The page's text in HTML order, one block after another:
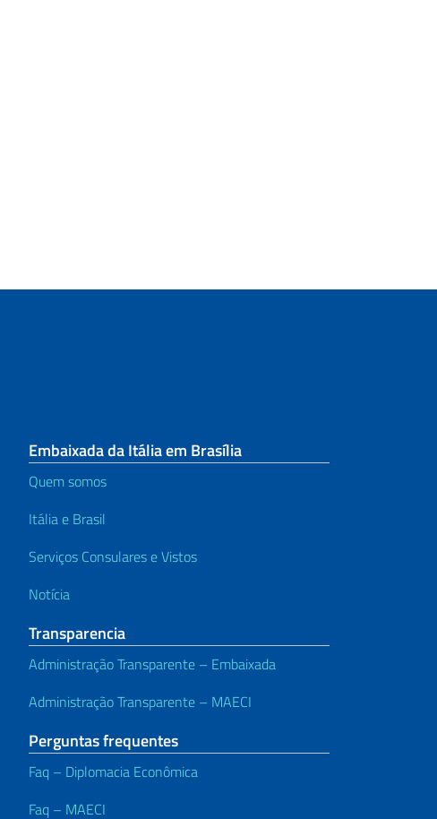
Embaixada da Itália em Brasília
Quem somos
Itália e Brasil
Serviços Consulares e Vistos
Notícia
Transparencia
Administração Transparente – Embaixada
Administração Transparente – MAECI
Perguntas frequentes
Faq – Diplomacia Econômica
Faq – MAECI